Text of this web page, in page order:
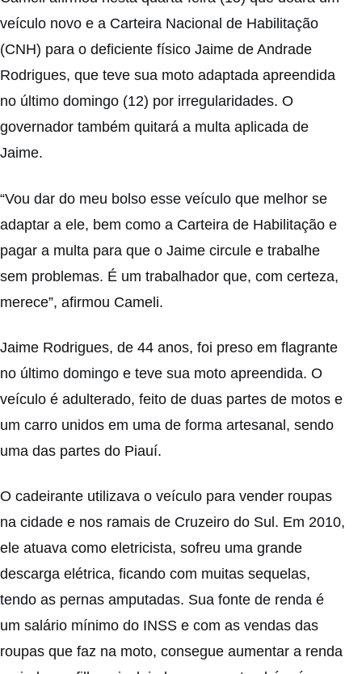
veículo novo e a Carteira Nacional de Habilitação
(CNH) para o deficiente físico Jaime de Andrade
Rodrigues, que teve sua moto adaptada apreendida
no último domingo (12) por irregularidades. O
governador também quitará a multa aplicada de
Jaime.
“Vou dar do meu bolso esse veículo que melhor se
adaptar a ele, bem como a Carteira de Habilitação e
pagar a multa para que o Jaime circule e trabalhe
sem problemas. É um trabalhador que, com certeza,
merece”, afirmou Cameli.
Jaime Rodrigues, de 44 anos, foi preso em flagrante
no último domingo e teve sua moto apreendida. O
veículo é adulterado, feito de duas partes de motos e
um carro unidos em uma de forma artesanal, sendo
uma das partes do Piauí.
O cadeirante utilizava o veículo para vender roupas
na cidade e nos ramais de Cruzeiro do Sul. Em 2010,
ele atuava como eletricista, sofreu uma grande
descarga elétrica, ficando com muitas sequelas,
tendo as pernas amputadas. Sua fonte de renda é
um salário mínimo do INSS e com as vendas das
roupas que faz na moto, consegue aumentar a renda